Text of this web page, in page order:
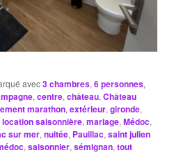
avec3 chambres,6 personnes,
,centre,château,Château
marathon,extérieur,gironde,
location saisonnière,mariage,Médoc,
sur mer,nuitée, Pauillac,saint julien
,saisonnier,sémignan,tout